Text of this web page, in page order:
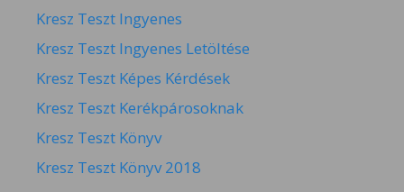
Kresz Teszt Ingyenes
Kresz Teszt Ingyenes Letöltése
Kresz Teszt Képes Kérdések
Kresz Teszt Kerékpárosoknak
Kresz Teszt Könyv
Kresz Teszt Könyv 2018